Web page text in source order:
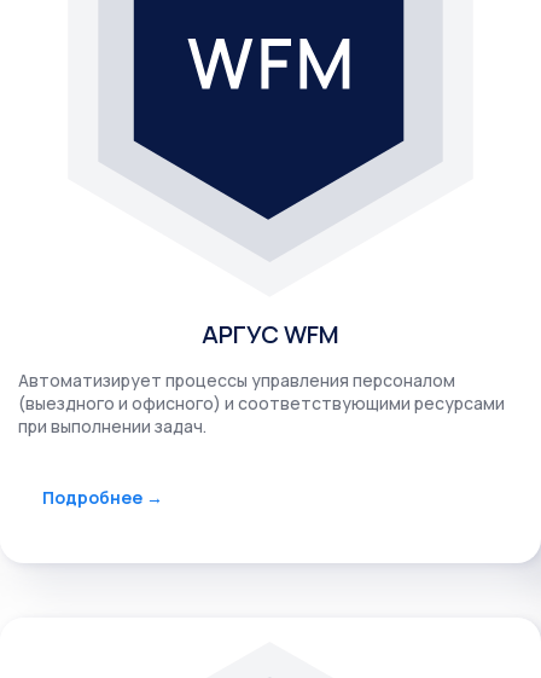
АРГУС WFM
Автоматизирует процессы управления персоналом
(выездного и офисного) и соответствующими ресурсами
при выполнении задач.
Подробнее →